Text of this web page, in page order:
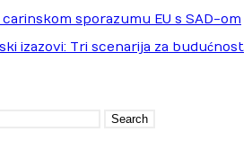
carinskom sporazumu EU s SAD-om
izazovi: Tri scenarija za budućnost